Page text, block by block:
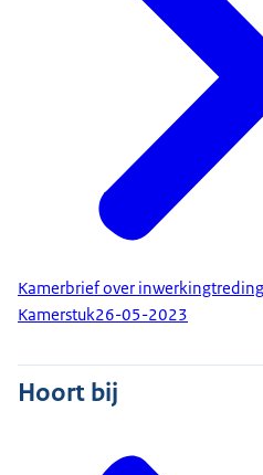
Kamerbrief over
Kamerstuk26-05-2023
Hoort bij